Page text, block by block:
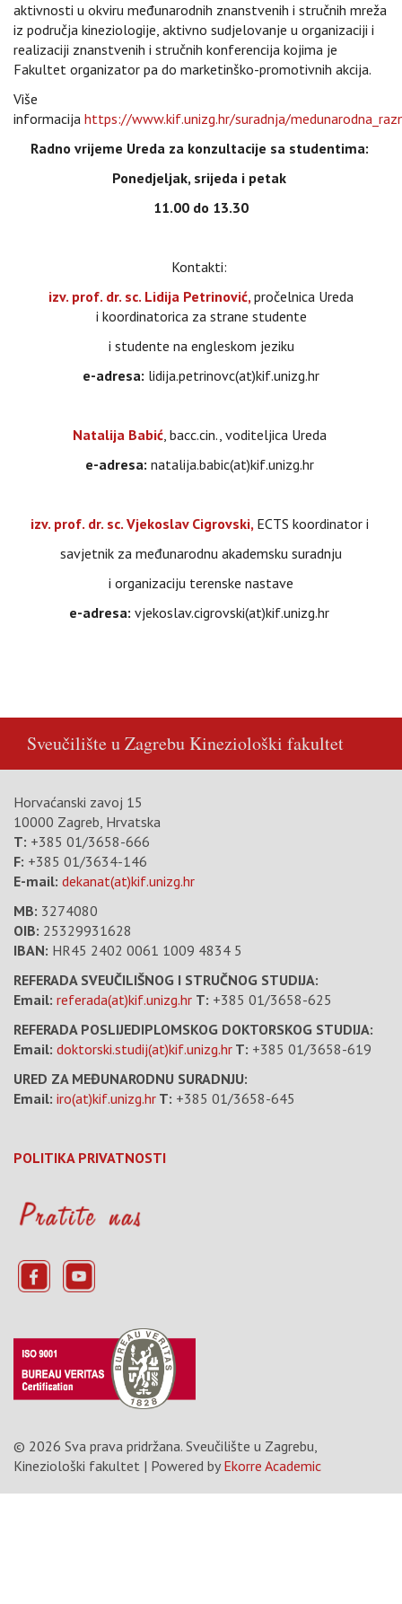
aktivnosti u okviru međunarodnih znanstvenih i stručnih mreža
iz područja kineziologije, aktivno sudjelovanje u organizaciji i
realizaciji znanstvenih i stručnih konferencija kojima je
Fakultet organizator pa do marketinško-promotivnih akcija.
Više
informacija https://www.kif.unizg.hr/suradnja/
Radno vrijeme Ureda za konzultacije sa studentima:
Ponedjeljak, srijeda i petak
11.00 do 13.30
Kontakti:
izv. prof. dr. sc. Lidija Petrinović, pročelnica Ureda
i koordinatorica za strane studente
i studente na engleskom jeziku
e-adresa: lidija.petrinovc(at)kif.unizg.hr
Natalija Babić, bacc.cin., voditeljica Ureda
e-adresa: natalija.babic(at)kif.unizg.hr
izv. prof. dr. sc. Vjekoslav Cigrovski, ECTS koordinator i
savjetnik za međunarodnu akademsku suradnju
i organizaciju terenske nastave
e-adresa: vjekoslav.cigrovski(at)kif.unizg.hr
Sveučilište u ZagrebuKineziološki fakultet
Horvaćanski zavoj 15
10000 Zagreb, Hrvatska
T: +385 01/3658-666
F: +385 01/3634-146
E-mail: dekanat(at)kif.unizg.hr
MB: 3274080
OIB: 25329931628
IBAN: HR45 2402 0061 1009 4834 5
REFERADA SVEUČILIŠNOG I STRUČNOG STUDIJA:
Email: referada(at)kif.unizg.hr T: +385 01/3658-625
REFERADA POSLIJEDIPLOMSKOG DOKTORSKOG STUDIJA:
Email: doktorski.studij(at)kif.unizg.hr T: +385 01/3658-619
URED ZA MEĐUNARODNU SURADNJU:
Email: iro(at)kif.unizg.hr T: +385 01/3658-645
POLITIKA PRIVATNOSTI
© 2026 Sva prava pridržana. Sveučilište u Zagrebu,
Kineziološki fakultet | Powered by Ekorre Academic